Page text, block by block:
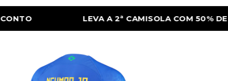
LEVA A 2ª CAMISOLA COM 50% DE